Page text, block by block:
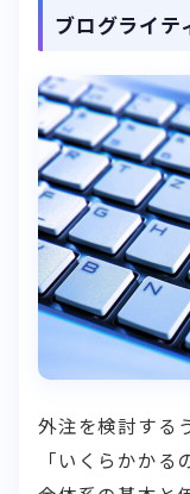
ブログライテ
外注を検討する
「いくらかか